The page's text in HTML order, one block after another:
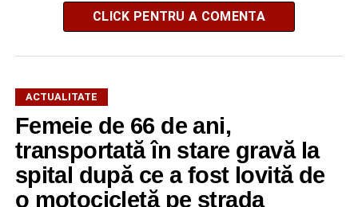
CLICK PENTRU A COMENTA
ACTUALITATE
Femeie de 66 de ani,
transportată în stare gravă la
spital după ce a fost lovită de
o motocicletă pe strada